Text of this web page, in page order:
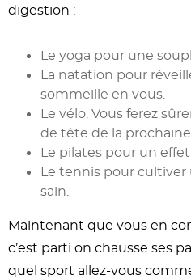
digestion :
Le yoga pour une
La natation pour
sommeille en vous.
Le vélo. Vous ferez
de tête de la
Le pilates pour un effet
Le tennis pour
sain.
Maintenant que vous en
c’est parti on chausse ses
quel sport allez-vous